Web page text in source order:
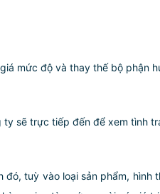
mức độ và thay thế bộ phận
sẽ trực tiếp đến để xem tình
tuỳ vào loại sản phẩm,